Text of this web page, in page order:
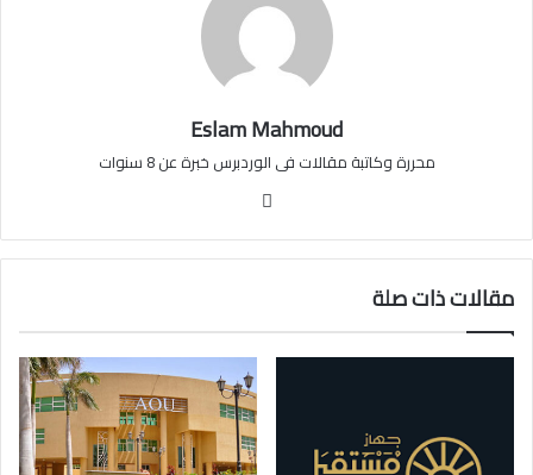
Eslam Mahmoud
محررة وكاتبة مقالات فى الوردبرس خبرة عن 8 سنوات
مقالات ذات صلة